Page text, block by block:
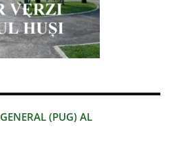
(PUG) AL